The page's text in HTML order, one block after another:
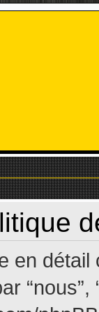
en
“nous”,